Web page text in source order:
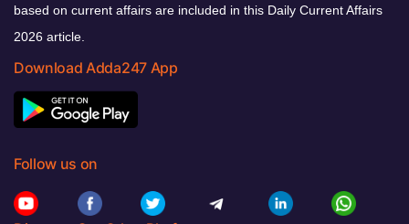
based on current affairs are included in this Daily Current Affairs
2026 article.
Download Adda247 App
Follow us on